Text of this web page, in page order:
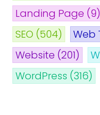
Landing Page (9)
SEO (504) Web
Website (201)
WordPress (316)